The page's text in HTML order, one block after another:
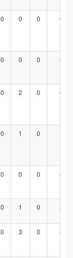
0 0 0 0
0 0 0 3
0 2 0 0
0 1 0
0 0 0 8
0 1 0 5
0 3 0 8